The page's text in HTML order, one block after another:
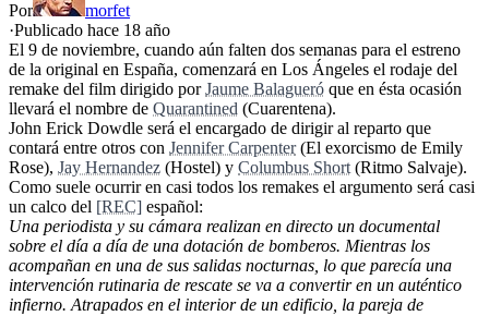
Por
morfet
·Publicado hace 18 año
El 9 de noviembre, cuando aún falten dos semanas para el estreno
de la original en España, comenzará en Los Ángeles el rodaje del
remake del film dirigido porJaume Balagueró que en ésta ocasión
llevará el nombre de Quarantined (Cuarentena).
John Erick Dowdle será el encargado de dirigir al reparto que
contará entre otros con Jennifer Carpenter(El exorcismo de Emily
Rose), Jay Hernandez (Hostel) y Columbus Short (Ritmo Salvaje).
Como suele ocurrir en casi todos los remakes el argumento será casi
un calco del [REC] español:
Una periodista y su cámara realizan en directo un documental
sobre el día a día de una dotación de bomberos. Mientras los
acompañan en una de sus salidas nocturnas, lo que parecía una
intervención rutinaria de rescate se va a convertir en un auténtico
infierno. Atrapados en el interior de un edificio, la pareja de